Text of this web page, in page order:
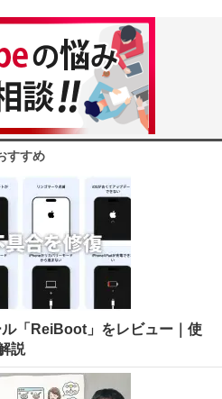
すすめ
「ReiBoot」をレビュー｜使
説